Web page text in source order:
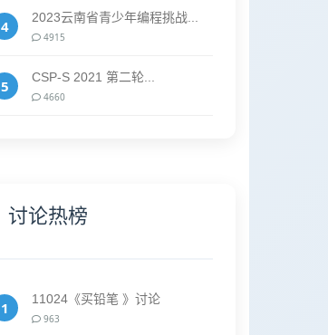
4 2023云南省青少年编程挑战...
4915
5 CSP-S 2021 第二轮...
4660
讨论热榜
1 11024《买铅笔 》讨论
963